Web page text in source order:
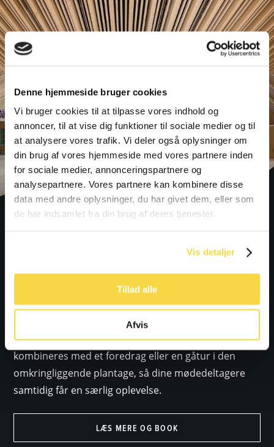
Denne hjemmeside bruger cookies
Vi bruger cookies til at tilpasse vores indhold og
annoncer, til at vise dig funktioner til sociale medier og til
at analysere vores trafik. Vi deler også oplysninger om
din brug af vores hjemmeside med vores partnere inden
for sociale medier, annonceringspartnere og
analysepartnere. Vores partnere kan kombinere disse
data med andre oplysninger, du har givet dem, eller som
de har indsamlet fra din brug af deres tjenester.
Vis detaljer
Tillad alle
Afvis
LEDER DU EFTER ET STED AT AFHOLDE
I FLUGT - Refugee Museum of Denmark beliggende i
Oksbøl, har vi flotte og lyse konference lokaler, og
tilbyder flere forskellige mødepakker, så du kan
skræddersy dit arrangement. Det kan desuden
kombineres med et foredrag eller en gåtur i den
omkringliggende plantage, så dine mødedeltagere
samtidig får en særlig oplevelse.
LÆS MERE OG BOOK